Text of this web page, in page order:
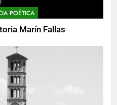
POÉTICA
Marín Fallas